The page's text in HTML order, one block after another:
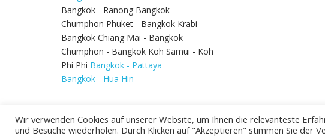
Bangkok - Ranong Bangkok -
Chumphon Phuket - Bangkok Krabi -
Bangkok Chiang Mai - Bangkok
Chumphon - Bangkok Koh Samui - Koh
Phi Phi Bangkok - Pattaya
Bangkok - Hua Hin
Wir verwenden Cookies auf unserer Website, um Ihnen die relevanteste
und Besuche wiederholen. Durch Klicken auf "Akzeptieren" stimmen Sie der